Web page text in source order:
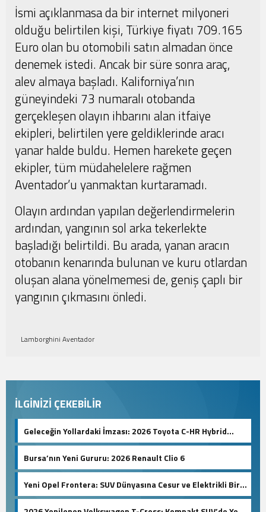
İsmi açıklanmasa da bir internet milyoneri
olduğu belirtilen kişi, Türkiye fiyatı 709.165
Euro olan bu otomobili satın almadan önce
denemek istedi. Ancak bir süre sonra araç,
alev almaya başladı. Kaliforniya’nın
güneyindeki 73 numaralı otobanda
gerçekleşen olayın ihbarını alan itfaiye
ekipleri, belirtilen yere geldiklerinde aracı
yanar halde buldu. Hemen harekete geçen
ekipler, tüm müdahelelere rağmen
Aventador’u yanmaktan kurtaramadı.
Olayın ardından yapılan değerlendirmelerin
ardından, yangının sol arka tekerlekte
başladığı belirtildi. Bu arada, yanan aracın
otobanın kenarında bulunan ve kuru otlardan
oluşan alana yönelmemesi de, geniş çaplı bir
yangının çıkmasını önledi.
Lamborghini Aventador
İLGİNİZİ ÇEKEBİLİR
Geleceğin Yollardaki İmzası: 2026 Toyota C-HR Hybrid
Hakkında Her Şey!
Bursa’nın Yeni Gururu: 2026 Renault Clio 6
Yeni Opel Frontera: SUV Dünyasına Cesur ve Elektrikli Bir
Dönüş!